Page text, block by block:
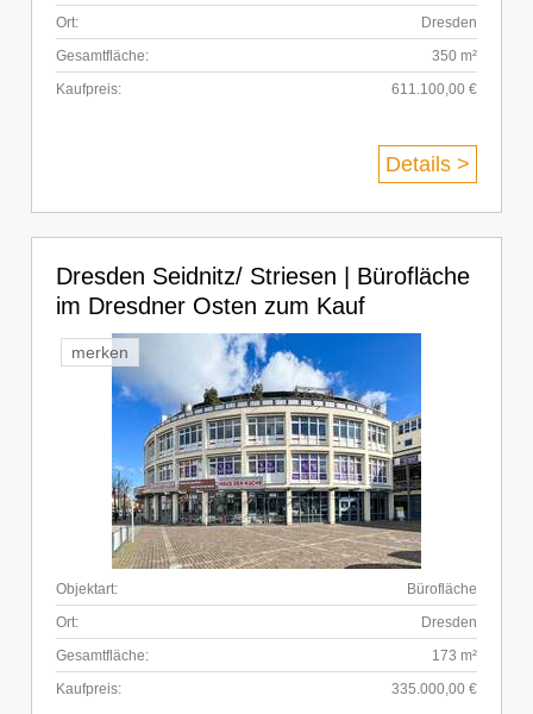
Ort:
Dresden
Gesamtfläche:
350 m²
Kaufpreis:
611.100,00 €
Details >
Dresden Seidnitz/ Striesen | Bürofläche
im Dresdner Osten zum Kauf
merken
Objektart:
Bürofläche
Ort:
Dresden
Gesamtfläche:
173 m²
Kaufpreis:
335.000,00 €